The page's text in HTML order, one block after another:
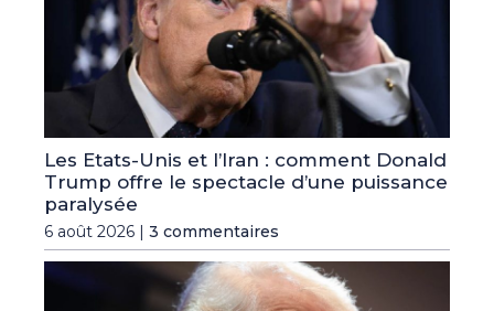
Les Etats-Unis et l’Iran : comment Donald
Trump offre le spectacle d’une puissance
paralysée
6 août 2026 | 3 commentaires